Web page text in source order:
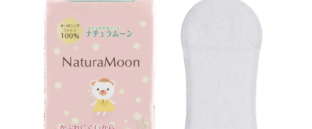
【定期便 送料
無料】(5個セッ
ト)NaturaMoo
n(ナチュラムー
ン) おりもの専
用シート オー